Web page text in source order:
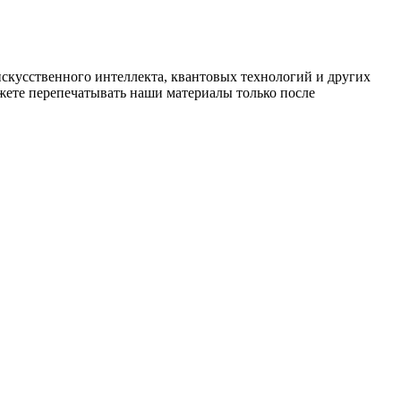
интеллекта, квантовых технологий и других
перепечатывать наши материалы только после